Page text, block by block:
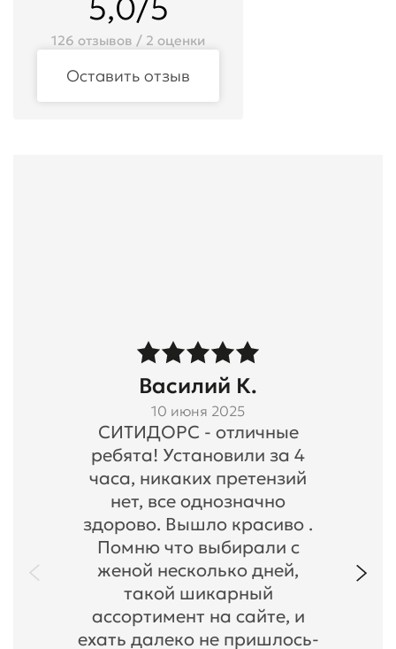
5,0/5
126 отзывов / 2 оценки
Оставить отзыв
Василий К.
10 июня 2025
СИТИДОРС - отличные
ребята! Установили за 4
часа, никаких претензий
нет, все однозначно
здорово. Вышло красиво .
Помню что выбирали с
женой несколько дней,
такой шикарный
ассортимент на сайте, и
ехать далеко не пришлось-